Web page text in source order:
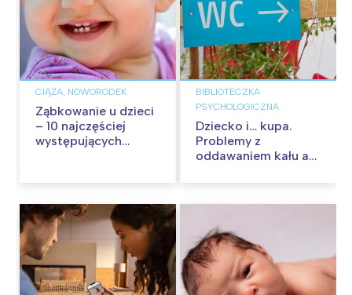
CIĄŻA, NOWORODEK
Ząbkowanie u dzieci
– 10 najczęściej
występujących
BIBLIOTECZKA
PSYCHOLOGICZNA
Dziecko i… kupa.
Problemy z
oddawaniem kału a
nerwowym